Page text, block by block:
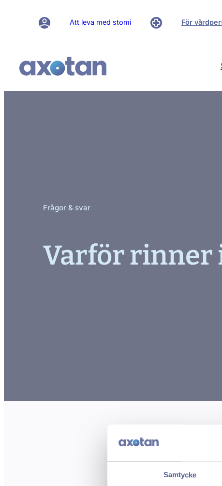
Samtycke
Att leva med stomi För
Frågor & svar
Varför rinner